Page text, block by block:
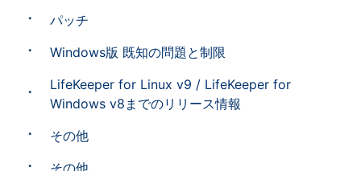
パッチ
Windows版 既知の問題と制限
LifeKeeper for Linux v9 / LifeKeeper for
Windows v8までのリリース情報
その他
その他